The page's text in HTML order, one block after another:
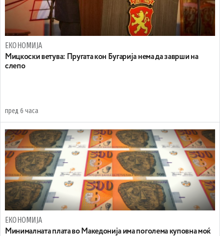
ЕКОНОМИЈА
Mицкоски ветува: Пругата кон Бугарија нема да заврши на
слепо
пред 6 часа
ЕКОНОМИЈА
Минималната плата во Македонија има поголема куповна моќ